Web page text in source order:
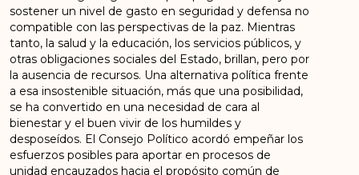
sostener un nivel de gasto en seguridad y defensa no
compatible con las perspectivas de la paz. Mientras
tanto, la salud y la educación, los servicios públicos, y
otras obligaciones sociales del Estado, brillan, pero por
la ausencia de recursos. Una alternativa política frente
a esa insostenible situación, más que una posibilidad,
se ha convertido en una necesidad de cara al
bienestar y el buen vivir de los humildes y
desposeídos. El Consejo Político acordó empeñar los
esfuerzos posibles para aportar en procesos de
unidad encauzados hacia el propósito común de